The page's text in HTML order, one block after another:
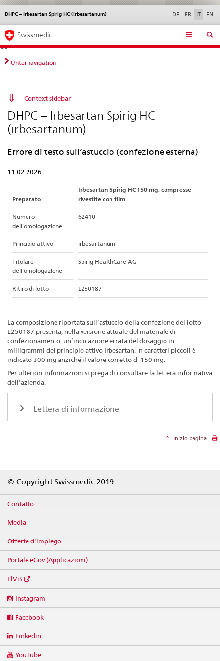
Navigazione
diretta:
novità,
aspetti
contatto
Novità &
norme
Contatto | Supporto &
aiuto
DHPC – Irbesartan Spirig HC (irbesartanum) DE FR IT EN
Service
Navigation
Swissmedic
Unternavigation
Context sidebar
DHPC – Irbesartan Spirig HC
(irbesartanum)
Errore di testo sull’astuccio (confezione esterna)
11.02.2026
Preparato
Irbesartan Spirig HC 150 mg, compresse
rivestite con film
Numero
dell’omologazione
62410
Principio attivo irbesartanum
Titolare
dell’omologazione
Spirig HealthCare AG
Ritiro di lotto L250187
La composizione riportata sull’astuccio della confezione del lotto
L250187 presenta, nella versione attuale del materiale di
confezionamento, un’indicazione errata del dosaggio in
milligrammi del principio attivo Irbesartan. In caratteri piccoli è
indicato 300 mg anziché il valore corretto di 150 mg.
Per ulteriori informazioni si prega di consultare la lettera informativa
dell'azienda.
Lettera di informazione
Inizio pagina
© Copyright Swissmedic 2019
Contatto
Media
Offerte d'impiego
Portale eGov (Applicazioni)
ElViS
media
Instagram
Facebook
Linkedin
YouTube